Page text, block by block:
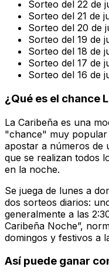
Sorteo del 22 de
Sorteo del 21 de
Sorteo del 20 de
Sorteo del 19 de
Sorteo del 18 de
Sorteo del 17 de
Sorteo del 16 de
¿Qué es el chance
La Caribeña es una
"chance" muy popular
apostar a números de
que se realizan todos
en la noche.
Se juega de lunes a
dos sorteos diarios:
generalmente a las
Caribeña Noche”,
domingos y festivos a
Así puede ganar